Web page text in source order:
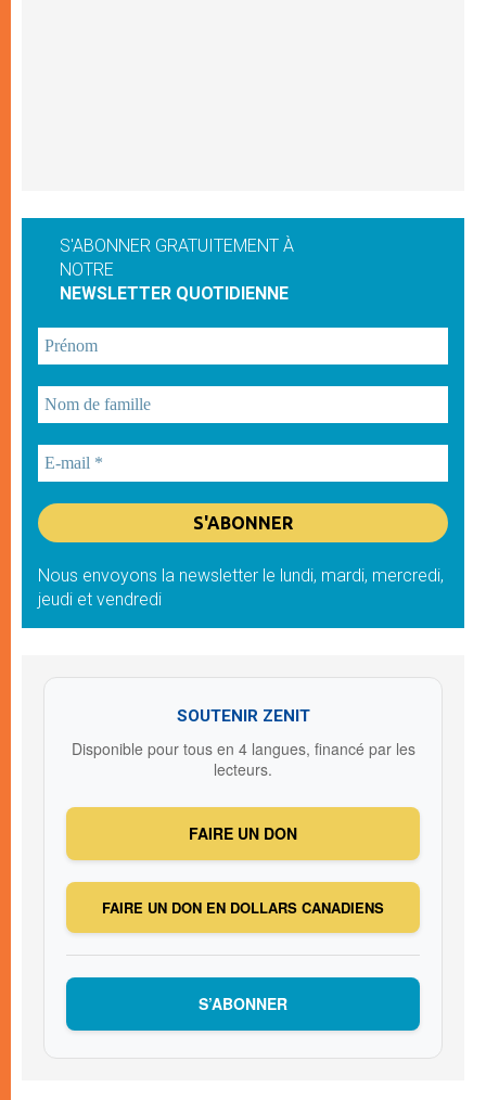
S'ABONNER GRATUITEMENT À
NOTRE
NEWSLETTER QUOTIDIENNE
Nous envoyons la newsletter le lundi, mardi, mercredi,
jeudi et vendredi
SOUTENIR ZENIT
Disponible pour tous en 4 langues, financé par les
lecteurs.
FAIRE UN DON
FAIRE UN DON EN DOLLARS CANADIENS
S’ABONNER